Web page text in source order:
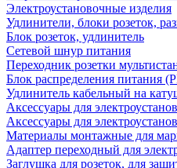
Электроустановочные изделия
Удлинители, блоки розеток,
Блок розеток, удлинитель
Сетевой шнур питания
Переходник розетки
Блок распределения питания
Удлинитель кабельный на
Аксессуары для
Аксессуары для
Материалы монтажные для
Адаптер переходный для
Заглушка для розеток, для